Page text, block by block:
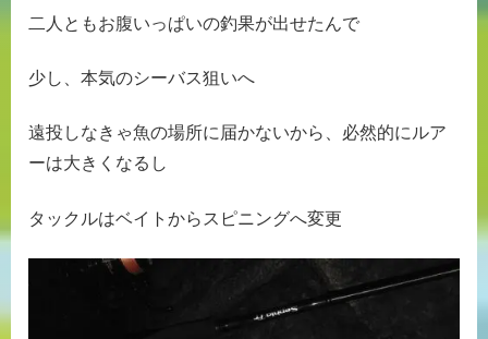
二人ともお腹いっぱいの釣果が出せたんで
少し、本気のシーバス狙いへ
遠投しなきゃ魚の場所に届かないから、必然的にルア
ーは大きくなるし
タックルはベイトからスピニングへ変更